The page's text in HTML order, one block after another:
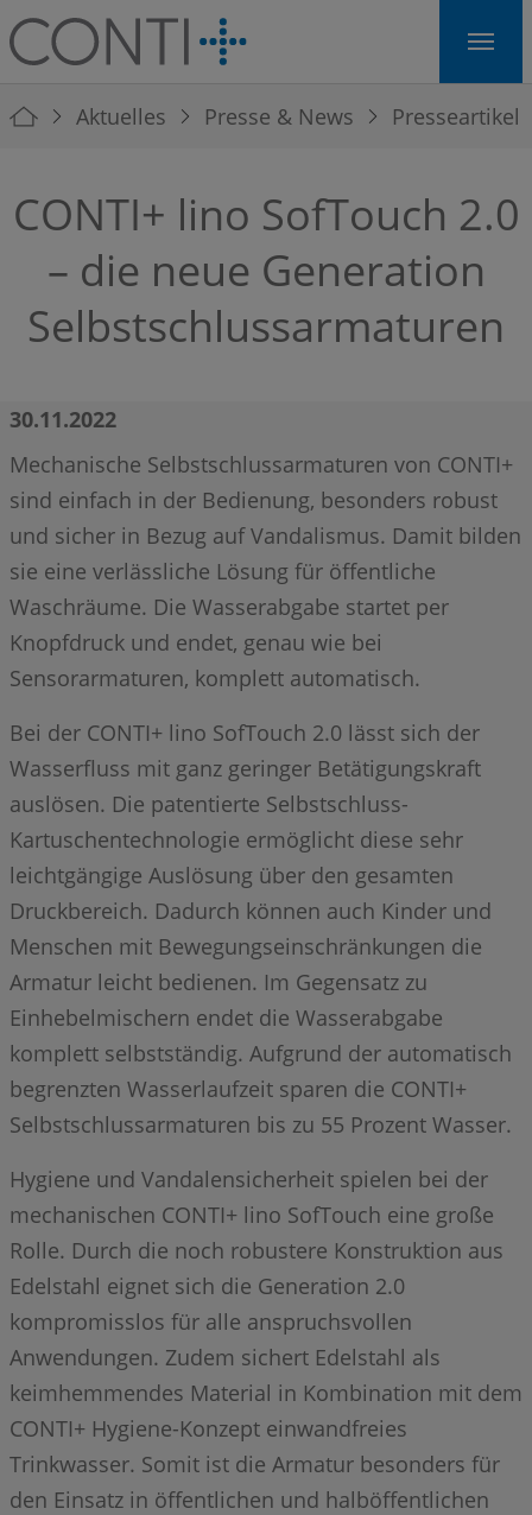
Skip to main navigation
Skip to main content
Skip to page footer
You are here:
Aktuelles Presse & News Presseartikel
CONTI+ lino SofTouch 2.0
– die neue Generation
Selbstschlussarmaturen
30.11.2022
Mechanische Selbstschlussarmaturen von CONTI+
sind einfach in der Bedienung, besonders robust
und sicher in Bezug auf Vandalismus. Damit bilden
sie eine verlässliche Lösung für öffentliche
Waschräume. Die Wasserabgabe startet per
Knopfdruck und endet, genau wie bei
Sensorarmaturen, komplett automatisch.
Bei der CONTI+ lino SofTouch 2.0 lässt sich der
Wasserfluss mit ganz geringer Betätigungskraft
auslösen. Die patentierte Selbstschluss-
Kartuschentechnologie ermöglicht diese sehr
leichtgängige Auslösung über den gesamten
Druckbereich. Dadurch können auch Kinder und
Menschen mit Bewegungseinschränkungen die
Armatur leicht bedienen. Im Gegensatz zu
Einhebelmischern endet die Wasserabgabe
komplett selbstständig. Aufgrund der automatisch
begrenzten Wasserlaufzeit sparen die CONTI+
Selbstschlussarmaturen bis zu 55 Prozent Wasser.
Hygiene und Vandalensicherheit spielen bei der
mechanischen CONTI+ lino SofTouch eine große
Rolle. Durch die noch robustere Konstruktion aus
Edelstahl eignet sich die Generation 2.0
kompromisslos für alle anspruchsvollen
Anwendungen. Zudem sichert Edelstahl als
keimhemmendes Material in Kombination mit dem
CONTI+ Hygiene-Konzept einwandfreies
Trinkwasser. Somit ist die Armatur besonders für
den Einsatz in öffentlichen und halböffentlichen